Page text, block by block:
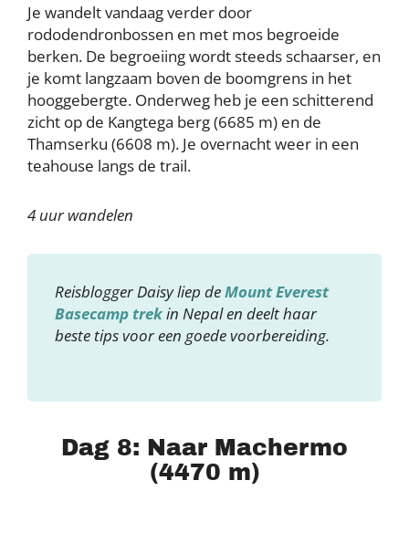
Je wandelt vandaag verder door
rododendronbossen en met mos begroeide
berken. De begroeiing wordt steeds schaarser, en
je komt langzaam boven de boomgrens in het
hooggebergte. Onderweg heb je een schitterend
zicht op de Kangtega berg (6685 m) en de
Thamserku (6608 m). Je overnacht weer in een
teahouse langs de trail.
4 uur wandelen
Reisblogger Daisy liep deMount Everest
Basecamp trekin Nepal en deelt haar
beste tips voor een goede voorbereiding.
Dag 8: Naar Machermo
(4470 m)